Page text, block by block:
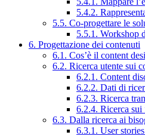
5.4.2.
5.5. Co-progettare le
5.5.1. Workshop
6. Progettazione dei contenuti
6.1. Cos’è il content
6.2. Ricerca utente sui
6.2.1. Content
6.2.2. Dati di
6.2.3. Ricerca
6.2.4. Ricerca sui
6.3. Dalla ricerca ai
6.3.1. User